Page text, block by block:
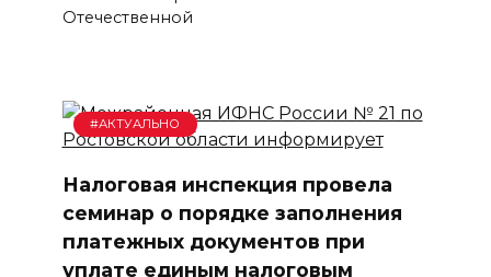
Отечественной
#АКТУАЛЬНО
Налоговая инспекция провела
семинар о порядке заполнения
платежных документов при
уплате единым налоговым